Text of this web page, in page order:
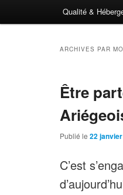
Qualité &
ARCHIVES PAR
Être
Publié le22
C’est